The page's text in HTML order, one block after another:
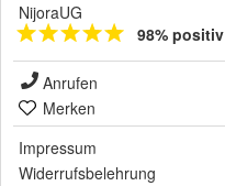
NijoraUG
98% positiv
Anrufen
Merken
Impressum
Widerrufsbelehrung